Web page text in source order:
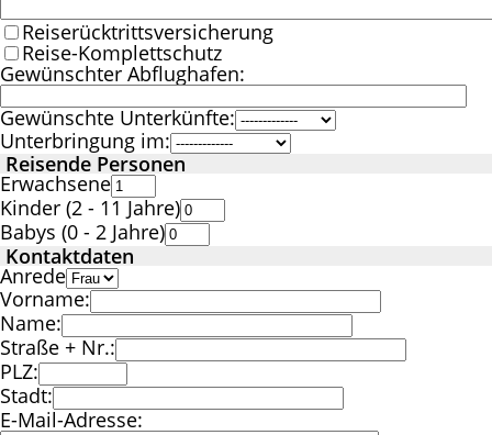
Reiserücktrittsversicherung
Reise-Komplettschutz
Gewünschter Abflughafen:
Gewünschte Unterkünfte:
Unterbringung im:
Reisende Personen
Erwachsene
Kinder (2 - 11 Jahre)
Babys (0 - 2 Jahre)
Kontaktdaten
Anrede
Vorname:
Name:
Straße + Nr.:
PLZ:
Stadt:
E-Mail-Adresse: